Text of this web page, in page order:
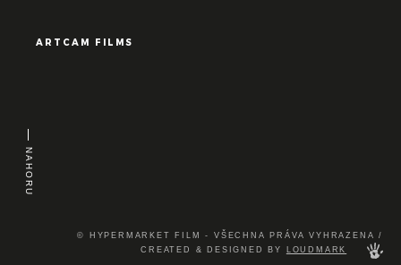
ARTCAM FILMS
NAHORU
© HYPERMARKET FILM - VŠECHNA PRÁVA VYHRAZENA /
CREATED & DESIGNED BY
LOUDMARK